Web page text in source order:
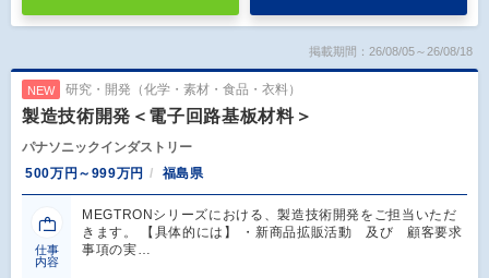
掲載期間：26/08/05～26/08/18
NEW 研究・開発（化学・素材・食品・衣料）
製造技術開発＜電子回路基板材料＞
パナソニックインダストリー
500万円～999万円
福島県
仕事
内容
MEGTRONシリーズにおける、製造技術開発をご担当いただ
きます。 【具体的には】 ・新商品拡販活動 及び 顧客要求
事項の実…